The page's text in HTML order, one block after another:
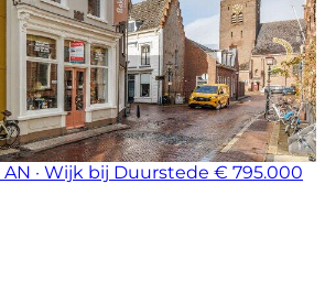
AN · Wijk bij Duurstede € 795.000